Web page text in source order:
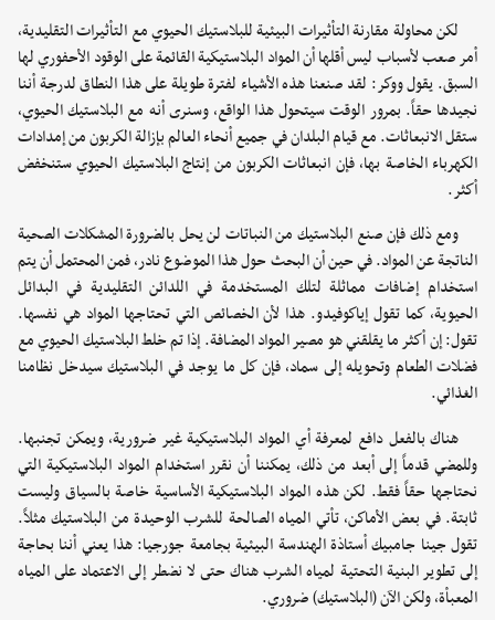
لكن محاولة مقارنة التأثيرات البيئية للبلاستيك الحيوي مع التأثيرات التقليدية،
أمر صعب لأسباب ليس أقلها أن المواد البلاستيكية القائمة على الوقود الأحفوري لها
السبق. يقول ووكر: لقد صنعنا هذه الأشياء لفترة طويلة على هذا النطاق لدرجة أننا
نجيدها حقاً. بمرور الوقت سيتحول هذا الواقع، وسنرى أنه مع البلاستيك الحيوي،
ستقل الانبعاثات. مع قيام البلدان في جميع أنحاء العالم بإزالة الكربون من إمدادات
الكهرباء الخاصة بها، فإن انبعاثات الكربون من إنتاج البلاستيك الحيوي ستنخفض
أكثر.
ومع ذلك فإن صنع البلاستيك من النباتات لن يحل بالضرورة المشكلات الصحية
الناتجة عن المواد. في حين أن البحث حول هذا الموضوع نادر، فمن المحتمل أن يتم
استخدام إضافات مماثلة لتلك المستخدمة في اللدائن التقليدية في البدائل
الحيوية، كما تقول إياكوفيدو. هذا لأن الخصائص التي تحتاجها المواد هي نفسها.
تقول: إن أكثر ما يقلقني هو مصير المواد المضافة. إذا تم خلط البلاستيك الحيوي مع
فضلات الطعام وتحويله إلى سماد، فإن كل ما يوجد في البلاستيك سيدخل نظامنا
الغذائي.
هناك بالفعل دافع لمعرفة أي المواد البلاستيكية غير ضرورية، ويمكن تجنبها.
وللمضي قدماً إلى أبعد من ذلك، يمكننا أن نقرر استخدام المواد البلاستيكية التي
نحتاجها حقاً فقط. لكن هذه المواد البلاستيكية الأساسية خاصة بالسياق وليست
ثابتة. في بعض الأماكن، تأتي المياه الصالحة للشرب الوحيدة من البلاستيك مثلاً.
تقول جينا جامبيك أستاذة الهندسة البيئية بجامعة جورجيا: هذا يعني أننا بحاجة
إلى تطوير البنية التحتية لمياه الشرب هناك حتى لا نضطر إلى الاعتماد على المياه
المعبأة، ولكن الآن (البلاستيك) ضروري.